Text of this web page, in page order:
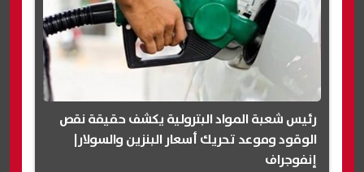
رئيس شعبة المواد البترولية يكشف حقيقة نقص
الوقود وموعد تحريك أسعار البنزين والسولار|
إنفوجراف